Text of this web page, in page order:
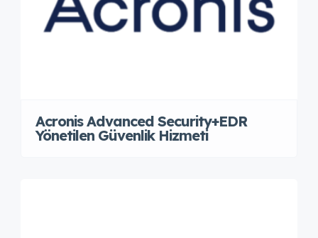
Acronis Advanced Security+EDR
Yönetilen Güvenlik Hizmeti